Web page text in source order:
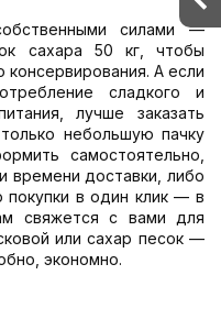
силами —
сахара 50 кг, чтобы
консервирования. А если
сладкого и
лучше заказать
небольшую пачку
самостоятельно,
времени доставки, либо
покупки в один клик — в
свяжется с вами для
или сахар песок —
экономно.